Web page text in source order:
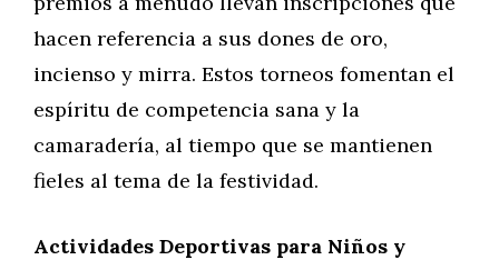
hacen referencia a sus dones de oro,
incienso y mirra. Estos torneos fomentan el
espíritu de competencia sana y la
camaradería, al tiempo que se mantienen
fieles al tema de la festividad.
Actividades Deportivas para Niños y